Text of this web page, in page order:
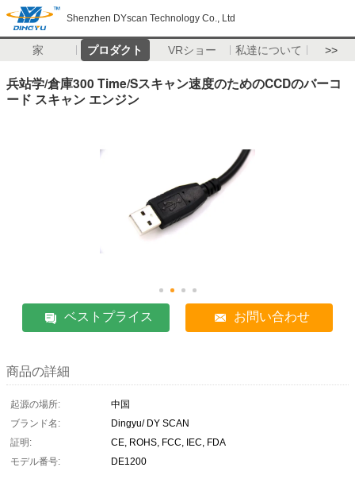
Shenzhen DYscan Technology Co., Ltd
家 プロダクト VRショー 私達について >>
兵站学/倉庫300 Time/Sスキャン速度のためのCCDのバーコ
ード スキャン エンジン
ベストプライス お問い合わせ
商品の詳細
起源の場所:
中国
ブランド名:
Dingyu/ DY SCAN
証明:
CE, ROHS, FCC, IEC, FDA
モデル番号:
DE1200